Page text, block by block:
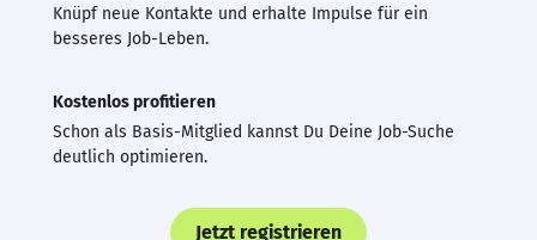
Knüpf neue Kontakte und erhalte Impulse für ein
besseres Job-Leben.
Kostenlos profitieren
Schon als Basis-Mitglied kannst Du Deine Job-Suche
deutlich optimieren.
Jetzt registrieren